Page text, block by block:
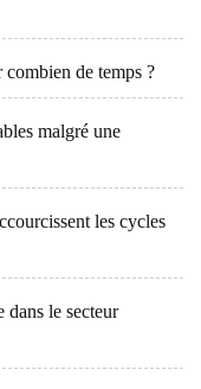
de temps ?
malgré une
les cycles
dans le secteur